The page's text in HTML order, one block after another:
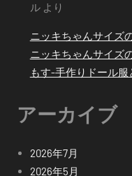
ルより
ニッキちゃんサイズ
ニッキちゃんサイズ
もす-手作りドール
アーカイブ
2026年7月
2026年5月